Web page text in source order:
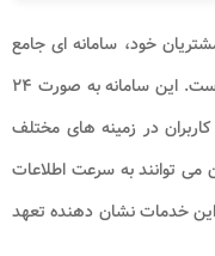
خود، سامانه ای جامع
ایران راه اندازی کرده است. این سامانه به صورت ۲۴
در زمینه های مختلف
توانند به سرعت اطلاعات
این خدمات نشان دهنده تعهد